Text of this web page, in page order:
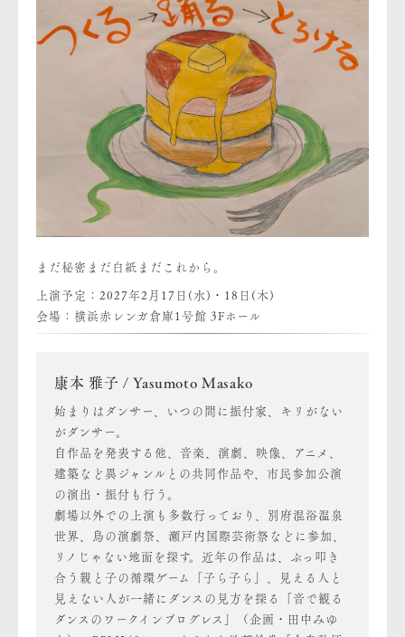
まだ秘密まだ白紙まだこれから。
上演予定：2027年2月17日(水)・18日(木)
会場：横浜赤レンガ倉庫1号館 3Fホール
康本 雅子 / Yasumoto Masako
始まりはダンサー、いつの間に振付家、キリがない
がダンサー。
自作品を発表する他、音楽、演劇、映像、アニメ、
建築など異ジャンルとの共同作品や、市民参加公演
の演出・振付も行う。
劇場以外での上演も多数行っており、別府混浴温泉
世界、鳥の演劇祭、瀬戸内国際芸術祭などに参加、
リノじゃない地面を探す。近年の作品は、ぶっ叩き
合う親と子の循環ゲーム「子ら子ら」、見える人と
見えない人が一緒にダンスの見方を探る「音で観る
ダンスのワークインプログレス」（企画・田中みゆ